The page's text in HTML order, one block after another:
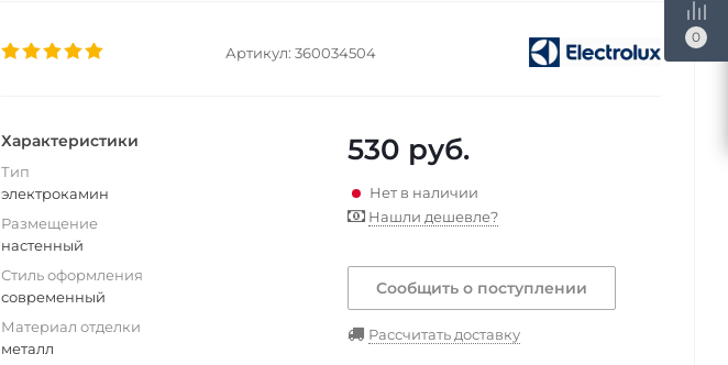
Артикул: 360034504
Характеристики
Тип
электрокамин
Размещение
настенный
Стиль оформления
современный
Материал отделки
металл
530 руб.
Нет в наличии
Нашли дешевле?
Сообщить о поступлении
Рассчитать доставку
0